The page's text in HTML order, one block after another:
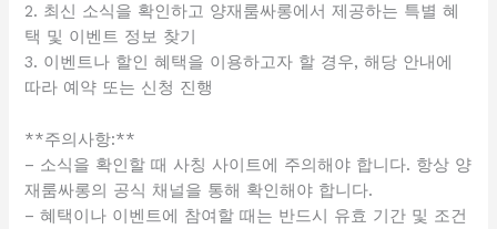
2. 최신 소식을 확인하고 양재룸싸롱에서 제공하는 특별 혜
택 및 이벤트 정보 찾기
3. 이벤트나 할인 혜택을 이용하고자 할 경우, 해당 안내에
따라 예약 또는 신청 진행
**주의사항:**
– 소식을 확인할 때 사칭 사이트에 주의해야 합니다. 항상 양
재룸싸롱의 공식 채널을 통해 확인해야 합니다.
– 혜택이나 이벤트에 참여할 때는 반드시 유효 기간 및 조건